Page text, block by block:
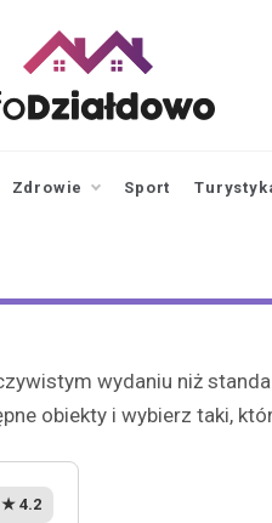
Zdrowie Sport
wydaniu niż
obiekty i wybierz taki,
★ 4.2